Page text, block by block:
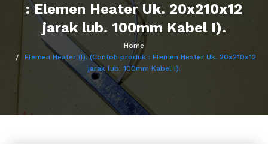
: Elemen Heater Uk. 20x210x12
jarak lub. 100mm Kabel I).
Home
Elemen Heater (I). (Contoh produk : Elemen Heater Uk. 20x210x12
jarak lub. 100mm Kabel I).